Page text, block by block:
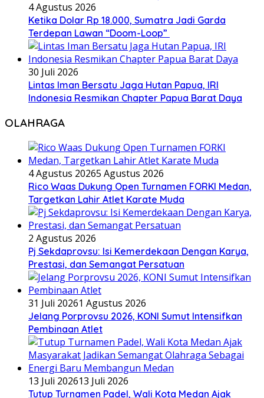
4 Agustus 2026
Ketika Dolar Rp 18.000, Sumatra Jadi Garda
Terdepan Lawan “Doom-Loop”
30 Juli 2026
Lintas Iman Bersatu Jaga Hutan Papua, IRI
Indonesia Resmikan Chapter Papua Barat Daya
OLAHRAGA
4 Agustus 20265 Agustus 2026
Rico Waas Dukung Open Turnamen FORKI Medan,
Targetkan Lahir Atlet Karate Muda
2 Agustus 2026
Pj Sekdaprovsu: Isi Kemerdekaan Dengan Karya,
Prestasi, dan Semangat Persatuan
31 Juli 20261 Agustus 2026
Jelang Porprovsu 2026, KONI Sumut Intensifkan
Pembinaan Atlet
13 Juli 202613 Juli 2026
Tutup Turnamen Padel, Wali Kota Medan Ajak